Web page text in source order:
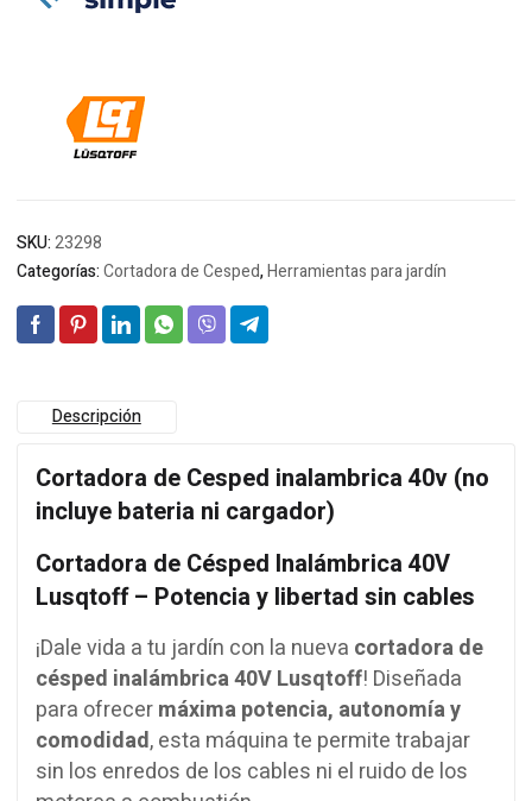
SKU:23298
Categorías:Cortadora de Cesped,Herramientas para jardín
Descripción
Cortadora de Cesped inalambrica 40v (no
incluye bateria ni cargador)
Cortadora de Césped Inalámbrica 40V
Lusqtoff – Potencia y libertad sin cables
¡Dale vida a tu jardín con la nueva cortadora de
césped inalámbrica 40V Lusqtoff! Diseñada
para ofrecermáxima potencia, autonomía y
comodidad, esta máquina te permite trabajar
sin los enredos de los cables ni el ruido de los